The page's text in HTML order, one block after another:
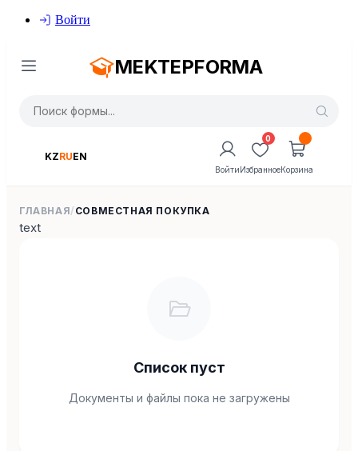
Войти
MEKTEPFORMA
KZRUEN
Войти
0
ИзбранноеКорзина
ГЛАВНАЯ/ СОВМЕСТНАЯ ПОКУПКА
text
Список пуст
Документы и файлы пока не загружены